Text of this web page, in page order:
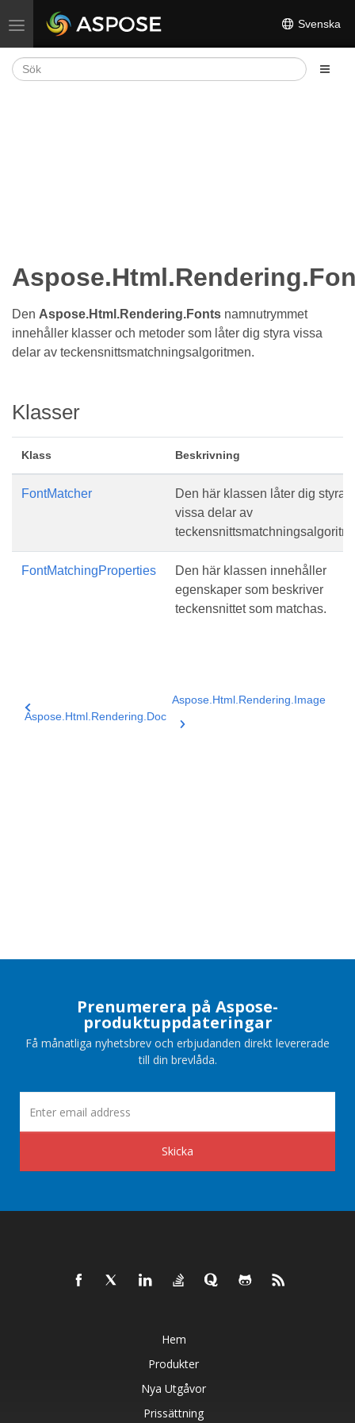
Växla navigering Svenska
Den Aspose.Html.Rendering.Fonts namnutrymmet
innehåller klasser och metoder som låter dig styra vissa
delar av teckensnittsmatchningsalgoritmen.
Klasser
Klass Beskrivning
FontMatcher
Den här klassen låter dig styra
vissa delar av
FontMatchingProperties
Den här klassen innehåller
egenskaper som beskriver
teckensnittet som matchas.
Aspose.Html.Rendering.Doc
Aspose.Html.Rendering.Image
Prenumerera på Aspose-
produktuppdateringar
Få månatliga nyhetsbrev och erbjudanden direkt levererade
till din brevlåda.
Skicka
Hem
Produkter
Nya Utgåvor
Prissättning